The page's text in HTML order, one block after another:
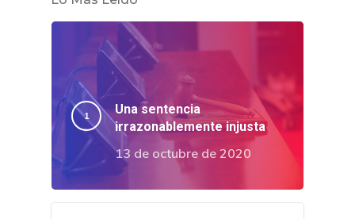
Una sentencia
irrazonablemente injusta
13 de octubre de 2020